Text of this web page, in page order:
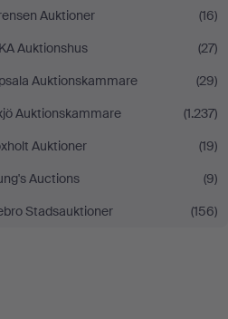
Auktioner
(16)
Auktionshus
(27)
Auktionskammare
(29)
Auktionskammare
(1.237)
Auktioner
(19)
Auctions
(9)
Stadsauktioner
(156)